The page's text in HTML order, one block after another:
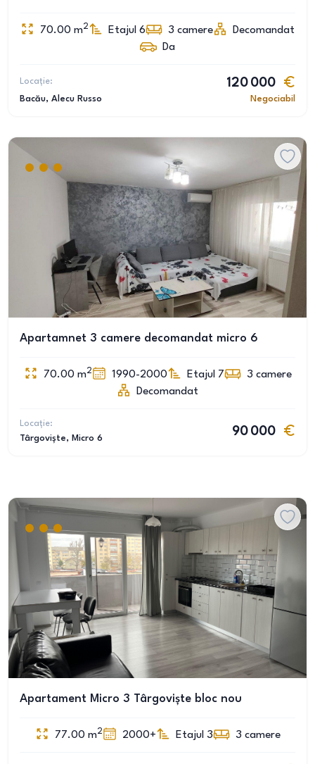
70.00 m2 Etajul 6 3 camere
Decomandat
Da
Locație:
Bacău, Alecu Russo
120 000
Negociabil
Apartamnet 3 camere decomandat micro 6
70.00 m2 1990-2000 Etajul 7 3 camere
Decomandat
Locație:
Târgoviște, Micro 6
90 000
Apartament Micro 3 Târgoviște bloc nou
77.00 m2 2000+ Etajul 3 3 camere